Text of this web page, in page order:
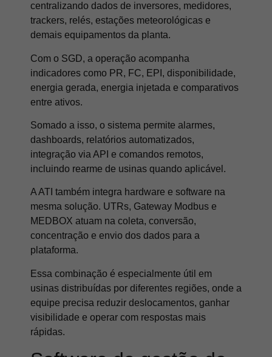
centralizando dados de inversores, medidores,
trackers, relés, estações meteorológicas e
demais equipamentos da planta.
Com o SGD, a operação acompanha
indicadores como PR, FC, EPI, disponibilidade,
energia gerada, energia injetada e comparativos
entre ativos.
Somado a isso, o sistema permite alarmes,
dashboards, relatórios automatizados,
integração via API e comandos remotos,
incluindo rearme de usinas quando aplicável.
A ATI também integra hardware e software na
mesma solução. UTRs, Gateway Modbus e
MEDBOX atuam na coleta, conversão,
concentração e envio dos dados para a
plataforma.
Essa combinação é especialmente útil em
usinas distribuídas por diferentes regiões, onde a
equipe precisa reduzir deslocamentos, ganhar
visibilidade e operar com respostas mais
rápidas.